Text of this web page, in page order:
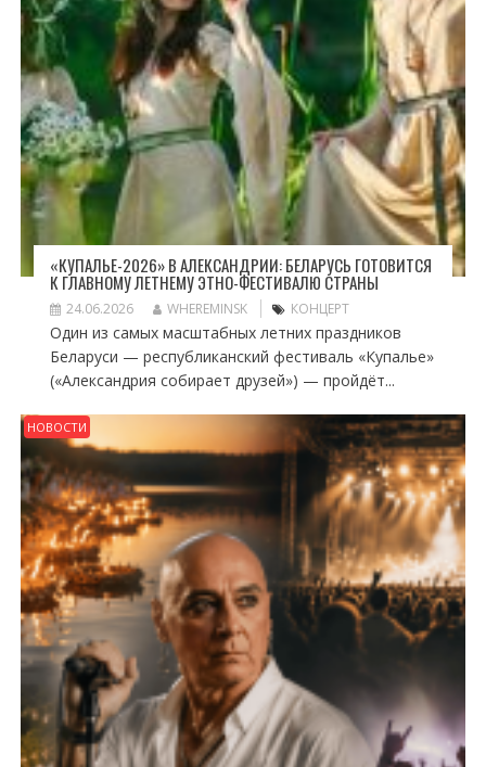
«КУПАЛЬЕ-2026» В АЛЕКСАНДРИИ: БЕЛАРУСЬ ГОТОВИТСЯ
К ГЛАВНОМУ ЛЕТНЕМУ ЭТНО-ФЕСТИВАЛЮ СТРАНЫ
24.06.2026 WHEREMINSK КОНЦЕРТ
Один из самых масштабных летних праздников
Беларуси — республиканский фестиваль «Купалье»
(«Александрия собирает друзей») — пройдёт...
НОВОСТИ